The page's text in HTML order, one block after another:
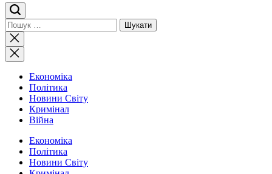
Пошук:
Закрити
пошук
Економіка
Політика
Новини Світу
Кримінал
Війна
Економіка
Політика
Новини Світу